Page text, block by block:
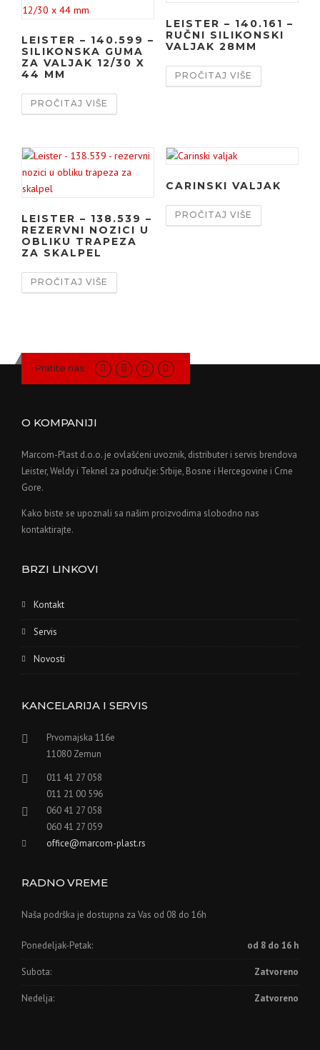
LEISTER – 140.599 –
SILIKONSKA GUMA
ZA VALJAK 12/30 X
44 MM
PROČITAJ VIŠE
LEISTER – 140.161 –
RUČNI SILIKONSKI
VALJAK 28MM
PROČITAJ VIŠE
LEISTER – 138.539 –
REZERVNI NOZICI U
OBLIKU TRAPEZA
ZA SKALPEL
PROČITAJ VIŠE
CARINSKI VALJAK
PROČITAJ VIŠE
Pratite nas:
O KOMPANIJI
Marcom-Plast d.o.o. je ovlašćeni uvoznik, distributer i servis brendova
Leister, Weldy i Teknel za područje: Srbije, Bosne i Hercegovine i Crne
Gore.
Kako biste se upoznali sa našim proizvodima slobodno nas
kontaktirajte.
BRZI LINKOVI
Kontakt
Servis
Novosti
KANCELARIJA I SERVIS
Prvomajska 116e
11080 Zemun
011 41 27 058
011 21 00 596
060 41 27 058
060 41 27 059
office@marcom-plast.rs
RADNO VREME
Naša podrška je dostupna za Vas od 08 do 16h
Ponedeljak-Petak: od 8 do 16 h
Subota: Zatvoreno
Nedelja: Zatvoreno